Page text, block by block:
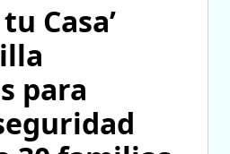
Casa’
para